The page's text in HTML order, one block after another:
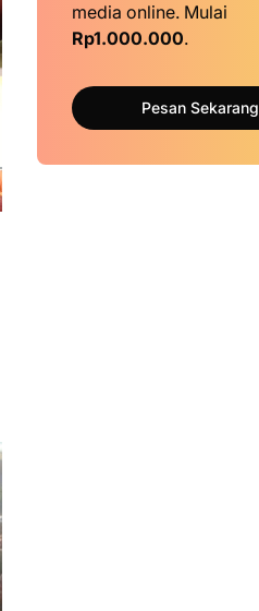
media online. Mulai
Rp1.000.000.
Pesan Sekarang